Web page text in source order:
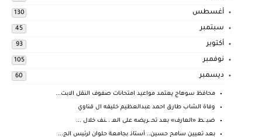
أغسطس 130
سبتمبر 45
أكتوبر 93
نوفمبر 105
ديسمبر 60
محافظ سوهاج يعتمد مواعيد امتحانات صفوف النقل الابت...
وفاة الشاب طارق احمد عبدالعظيم خليفه ال قناوي
ضبـ ـط «العارف» بعد تحـ ـريضه على العـ . ـنف خلال ...
بعد تعيين سامح حسين.. أستاذ بجامعة حلوان لرئيس الج...